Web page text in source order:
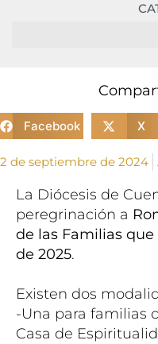
Facebook X
2 de septiembre de 2024
La Diócesis de
peregrinación a
de las Familias
de 2025.
Existen dos
-Una para familias
Casa de